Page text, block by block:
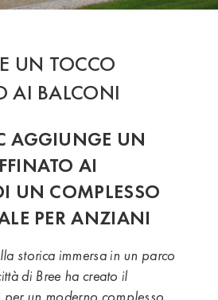
UN TOCCO
AI BALCONI
AGGIUNGE UN
AI
UN COMPLESSO
PER ANZIANI
storica immersa in un parco
di Bree ha creato il